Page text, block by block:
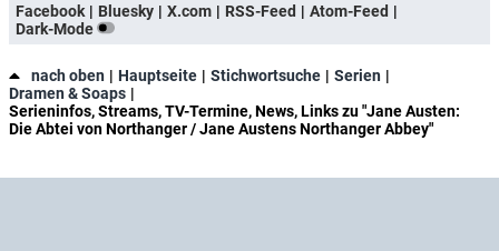
Facebook
Bluesky X.com RSS-Feed
Atom-Feed
Dark-Mode
nach oben Hauptseite Stichwortsuche
Serien
Dramen & Soaps
Serieninfos, Streams, TV-Termine, News, Links zu "Jane Austen:
Die Abtei von Northanger / Jane Austens Northanger Abbey"